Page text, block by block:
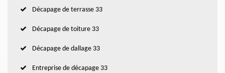
Décapage de terrasse 33
Décapage de toiture 33
Décapage de dallage 33
Entreprise de décapage 33